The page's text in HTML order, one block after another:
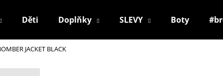
Děti Doplňky SLEVY Boty
JACKET BLACK
Co potřebujete najít?